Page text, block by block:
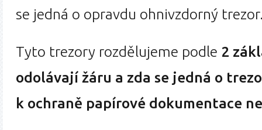
se jedná o opravdu ohnivzdorný
Tyto trezory rozdělujeme podle 2
odolávají žáru a zda se jedná o
k ochraně papírové dokumentace